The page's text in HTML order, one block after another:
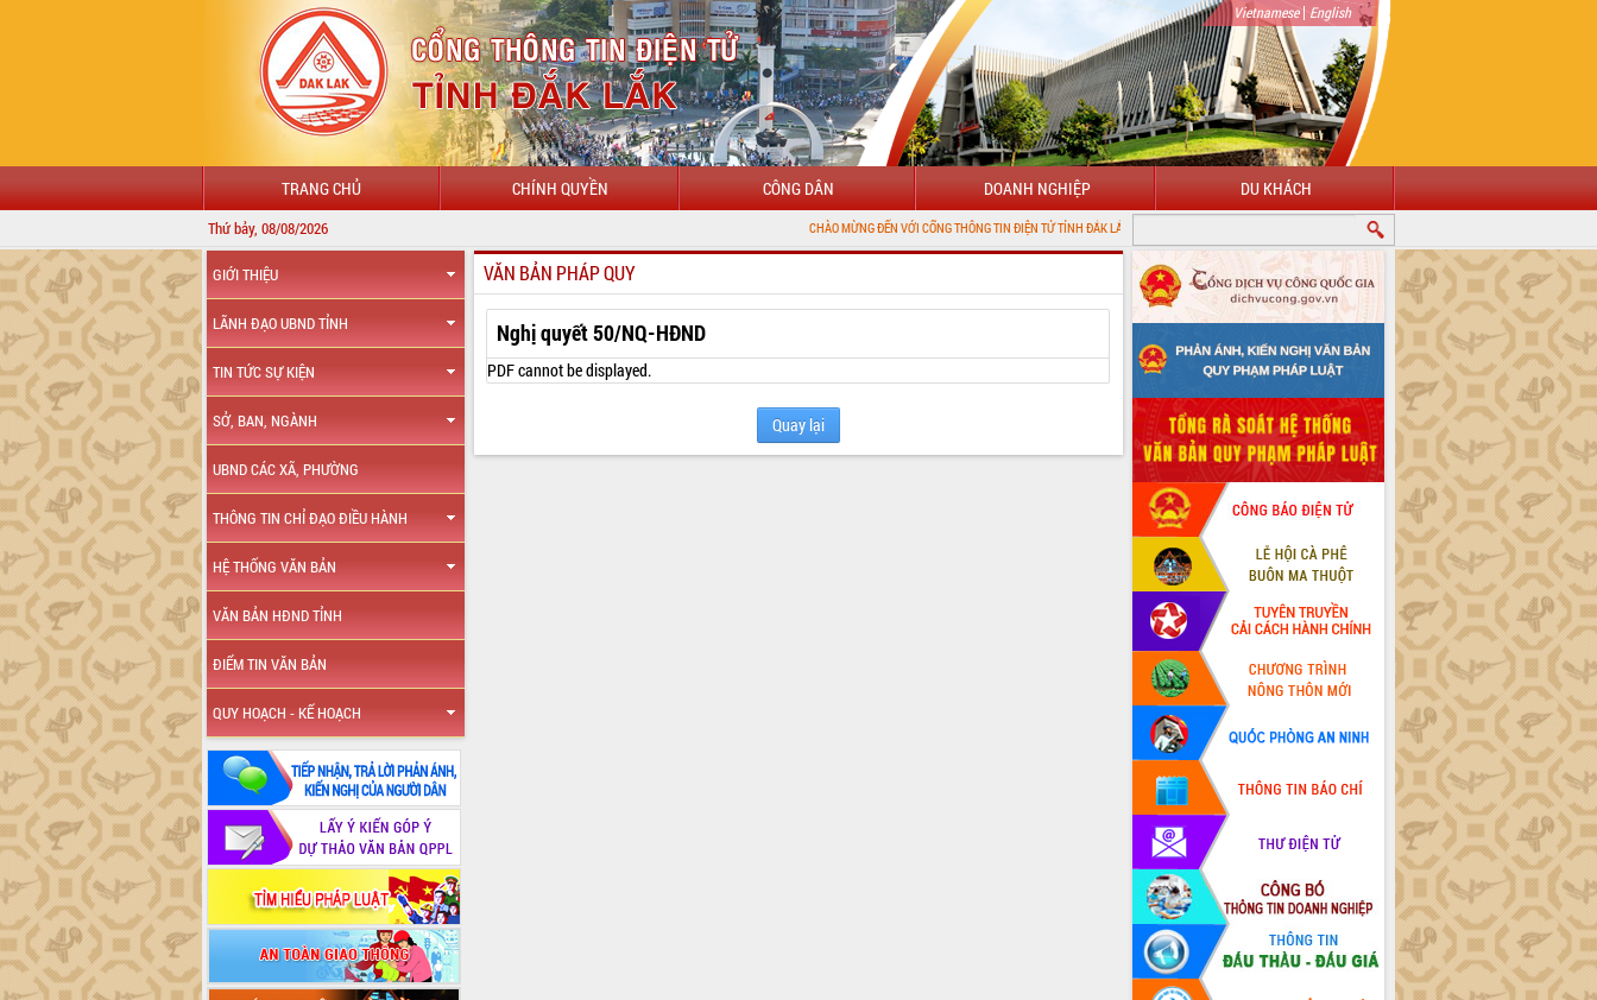
Vietnamese| English
TRANG CHỦ CHÍNH QUYỀN CÔNG DÂN DOANH NGHIỆP DU KHÁCH
Thứ bảy, 08/08/2026 CHÀO MỪNG ĐẾN VỚI CỔNG THÔNG TIN ĐIỆN TỬ TỈNH ĐẮK LẮK
GIỚI THIỆU
LÃNH ĐẠO UBND TỈNH
TIN TỨC SỰ KIỆN
SỞ, BAN, NGÀNH
UBND CÁC XÃ, PHƯỜNG
THÔNG TIN CHỈ ĐẠO ĐIỀU HÀNH
HỆ THỐNG VĂN BẢN
VĂN BẢN HĐND TỈNH
ĐIỂM TIN VĂN BẢN
QUY HOẠCH - KẾ HOẠCH
VĂN BẢN PHÁP QUY
Nghị quyết 50/NQ-HĐND
PDF cannot be displayed.
Quay lại